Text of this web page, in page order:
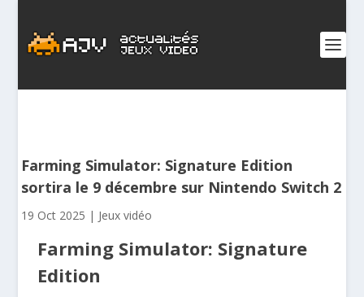
Farming Simulator: Signature Edition
sortira le 9 décembre sur Nintendo Switch 2
19 Oct 2025 | Jeux vidéo
Farming Simulator: Signature
Edition